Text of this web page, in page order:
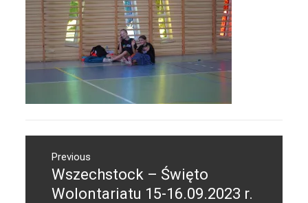
wpisuPrevious
Previous
post:
Wszechstock – Święto
Wolontariatu 15-16.09.2023 r.